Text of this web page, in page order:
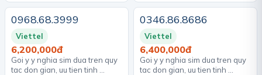
0968.68.3999
Viettel
6,200,000đ
Goi y y nghia sim dua tren quy
tac don gian, uu tien tinh …
0346.86.8686
Viettel
6,400,000đ
Goi y y nghia sim dua tren quy
tac don gian, uu tien tinh …